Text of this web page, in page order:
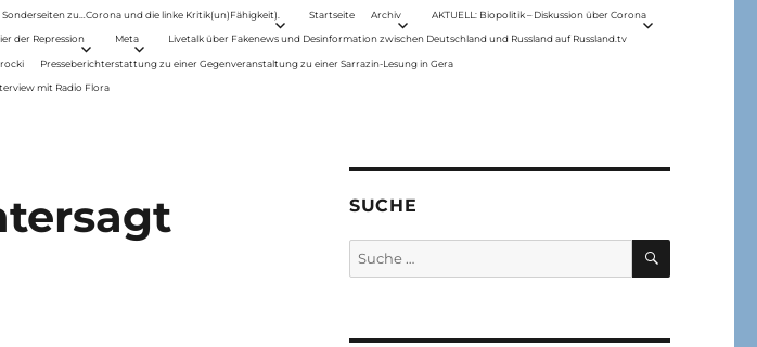
Sonderseiten zu…Corona und die linke Kritik(un)Fähigkeit). Startseite Archiv AKTUELL: Biopolitik – Diskussion über Corona
der Repression Meta Livetalk über Fakenews und Desinformation zwischen Deutschland und Russland auf Russland.tv
Presseberichterstattung zu einer Gegenveranstaltung zu einer Sarrazin-Lesung in Gera
mit Radio Flora
SUCHE
Suche
nach:
SUCHEN